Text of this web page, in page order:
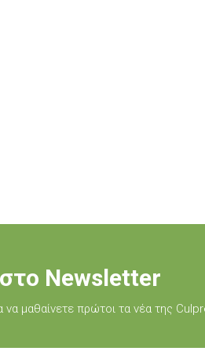
Newsletter
μαθαίνετε πρώτοι τα νέα της